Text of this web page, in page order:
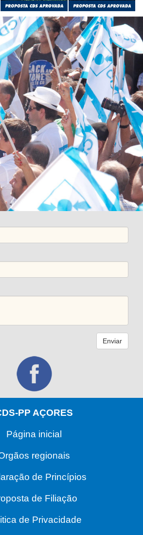
Enviar
PP AÇORES
Página inicial
regionais
de Princípios
de Filiação
de Privacidade